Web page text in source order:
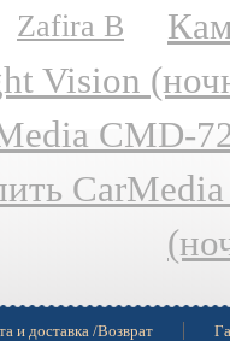
Zafira B
Vision
CMD-
и доставка /Возврат